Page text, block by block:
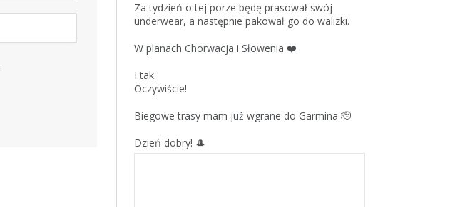
Za tydzień o tej porze będę prasował swój
underwear, a następnie pakował go do walizki.
W planach Chorwacja i Słowenia ❤️
I tak.
Oczywiście!
Biegowe trasy mam już wgrane do Garmina 🫡
Dzień dobry! 🎩